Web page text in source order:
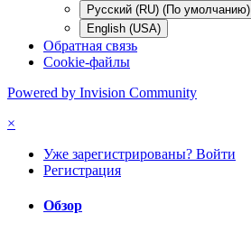
Русский (RU) (По умолчанию)
English (USA)
Обратная связь
Cookie-файлы
Powered by Invision Community
×
Уже зарегистрированы? Войти
Регистрация
Обзор